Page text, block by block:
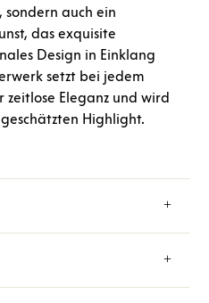
sondern auch ein
das exquisite
Design in Einklang
setzt bei jedem
Eleganz und wird
Highlight.